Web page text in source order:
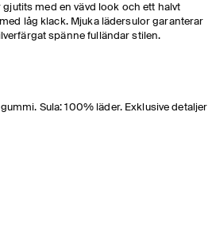
med en vävd look och ett halvt
låg klack. Mjuka lädersulor garanterar
spänne fulländar stilen.
Sula: 100% läder. Exklusive detaljer